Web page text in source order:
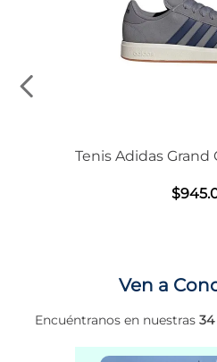
Tenis Adidas Grand
$945.
Ven a
Encuéntranos en nuestras 34